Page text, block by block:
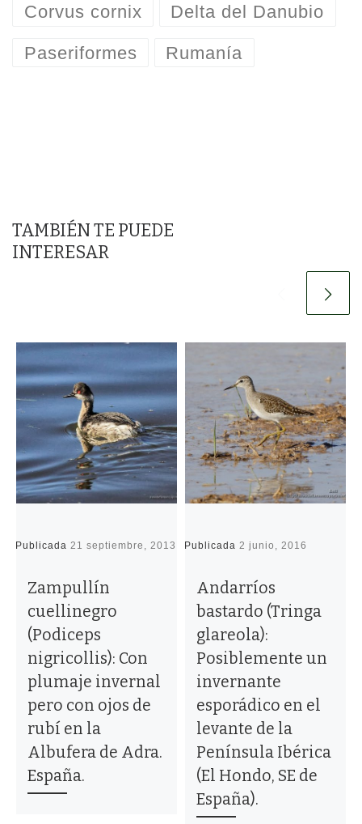
Corvus cornix Delta del Danubio
Paseriformes Rumanía
TAMBIÉN TE PUEDE
INTERESAR
Publicada 21 septiembre, 2013
Zampullín
cuellinegro
(Podiceps
nigricollis): Con
plumaje invernal
pero con ojos de
rubí en la
Albufera de Adra.
España.
Publicada 2 junio, 2016
Andarríos
bastardo (Tringa
glareola):
Posiblemente un
invernante
esporádico en el
levante de la
Península Ibérica
(El Hondo, SE de
España).